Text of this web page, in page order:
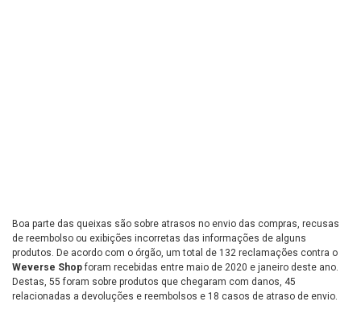
Boa parte das queixas são sobre atrasos no envio das compras, recusas
de reembolso ou exibições incorretas das informações de alguns
produtos. De acordo com o órgão, um total de 132 reclamações contra o
Weverse Shopforam recebidas entre maio de 2020 e janeiro deste ano.
Destas, 55 foram sobre produtos que chegaram com danos, 45
relacionadas a devoluções e reembolsos e 18 casos de atraso de envio.